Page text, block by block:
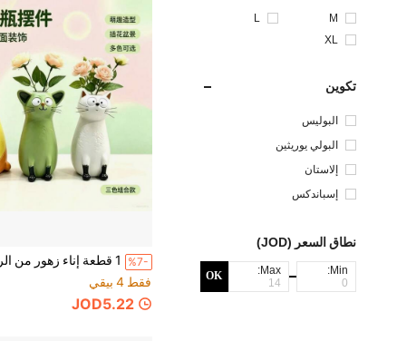
M
L
XL
تكوين
البوليس
تر
البولي يوريثين
إلاستان
إسباندكس
نطاق السعر (JOD)
Min:
Max:
OK
%7-
فقط 4 بيقي
JOD5.22